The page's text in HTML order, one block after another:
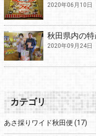
2020年06月10日
秋田県内の
2020年09月24日
カテゴリ
あさ採りワイド秋田便 (17)